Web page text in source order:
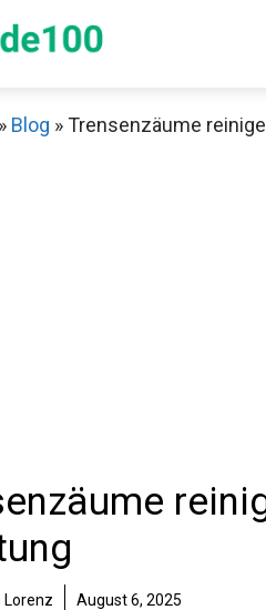
» Blog »Trensenzäume
Lorenz August 6, 2025